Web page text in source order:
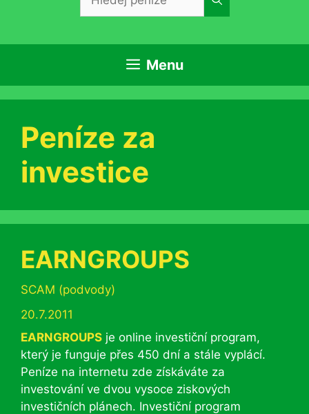
Menu
Peníze za
investice
EARNGROUPS
Rubriky
SCAM (podvody)
20.7.2011
EARNGROUPS je online investiční program,
který je funguje přes 450 dní a stále vyplácí.
Peníze na internetu zde získáváte za
investování ve dvou vysoce ziskových
investičních plánech. Investiční program